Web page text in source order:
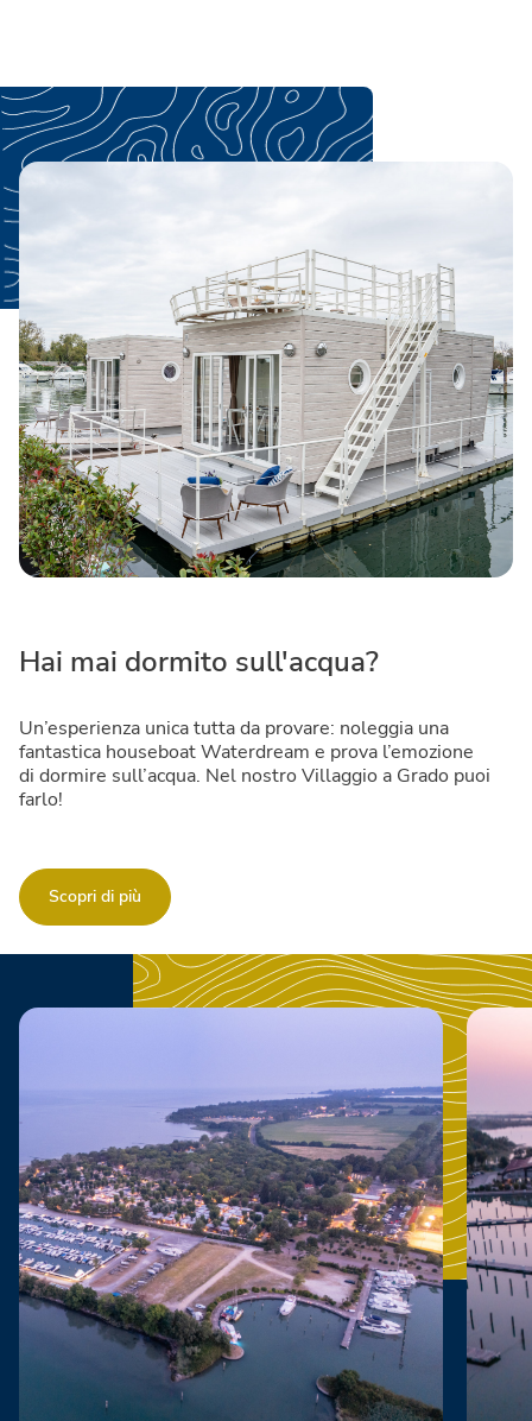
Hai mai dormito sull'acqua?
Un’esperienza unica tutta da provare: noleggia una
fantastica houseboat Waterdream e prova l’emozione
di dormire sull’acqua. Nel nostro Villaggio a Grado puoi
farlo!
Scopri di più